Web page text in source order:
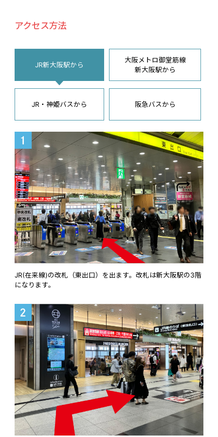
アクセス方法
JR新大阪駅から
大阪メトロ御堂筋線
新大阪駅から
JR・神姫バスから 阪急バスから
JR(在来線)の改札（東出口）を出ます。改札は新大阪駅の3階
になります。